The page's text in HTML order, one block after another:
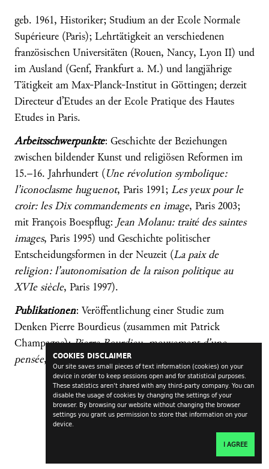
COOKIES DISCLAIMER
Our site saves small pieces of text information (cookies) on your
device in order to keep sessions open and for statistical purposes.
These statistics aren't shared with any third-party company. You can
disable the usage of cookies by changing the settings of your
browser. By browsing our website without changing the browser
settings you grant us permission to store that information on your
device.
I AGREE
geb. 1961, Historiker; Studium an der Ecole Normale
Supérieure (Paris); Lehrtätigkeit an verschiedenen
französischen Universitäten (Rouen, Nancy, Lyon II) und
im Ausland (Genf, Frankfurt a. M.) und langjährige
Tätigkeit am Max-Planck-Institut in Göttingen; derzeit
Directeur d’Etudes an der Ecole Pratique des Hautes
Etudes in Paris.
Arbeitsschwerpunkte: Geschichte der Beziehungen
zwischen bildender Kunst und religiösen Reformen im
15.–16. Jahrhundert (Une révolution symbolique:
l’iconoclasme huguenot, Paris 1991;Les yeux pour le
croir: les Dix commandements en image, Paris 2003;
mit François Boespflug: Jean Molanu: traité des saintes
images, Paris 1995) und Geschichte politischer
Entscheidungsformen in der Neuzeit (La paix de
religion: l’autonomisation de la raison politique au
XVIe siècle, Paris 1997).
Publikationen: Veröffentlichung einer Studie zum
Denken Pierre Bourdieus (zusammen mit Patrick
Champagne):Pierre Bourdieu, mouvement d’une
pensée, Paris 2004.